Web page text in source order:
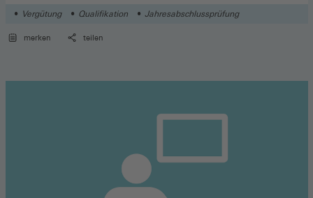
Vergütung Qualifikation Jahresabschlussprüfung
merken teilen